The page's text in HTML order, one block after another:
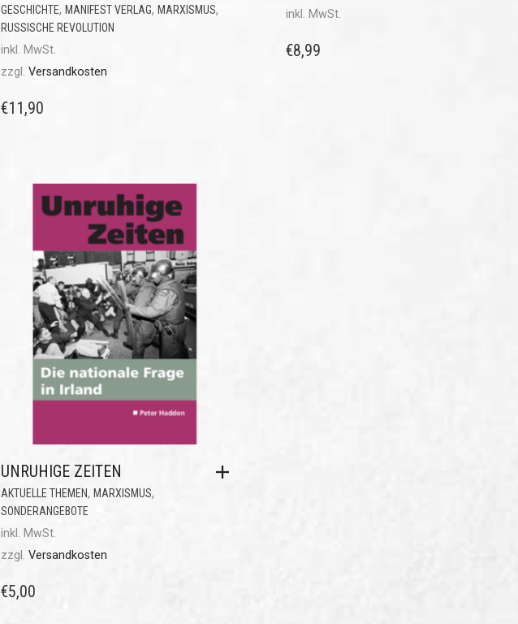
GESCHICHTE, MANIFEST VERLAG, MARXISMUS,
RUSSISCHE REVOLUTION
inkl. MwSt.
zzgl. Versandkosten
€11,90
inkl. MwSt.
€8,99
UNRUHIGE ZEITEN
AKTUELLE THEMEN, MARXISMUS,
SONDERANGEBOTE
inkl. MwSt.
zzgl. Versandkosten
€5,00